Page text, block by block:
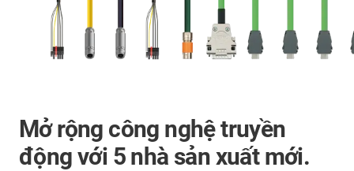
Mở rộng công nghệ truyền
động với 5 nhà sản xuất mới.